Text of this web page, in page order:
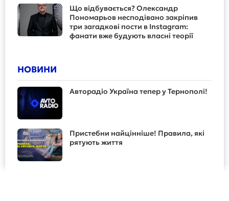
Що відбувається? Олександр
Пономарьов несподівано закріпив
три загадкові пости в Instagram:
фанати вже будують власні теорії
НОВИНИ
Авторадіо Україна тепер у Тернополі!
Пристебни найцінніше! Правила, які
рятують життя